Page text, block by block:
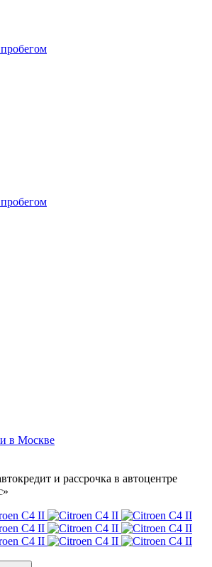
в Москве
и рассрочка в автоцентре